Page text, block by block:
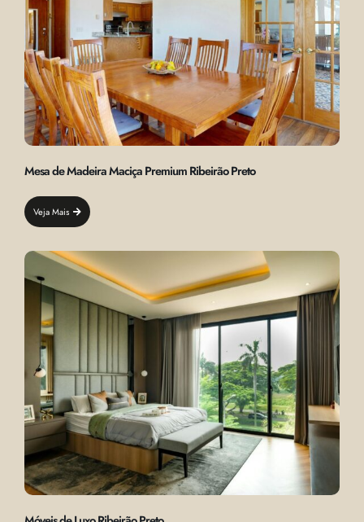
Mesa de Madeira Maciça Premium Ribeirão Preto
Veja Mais